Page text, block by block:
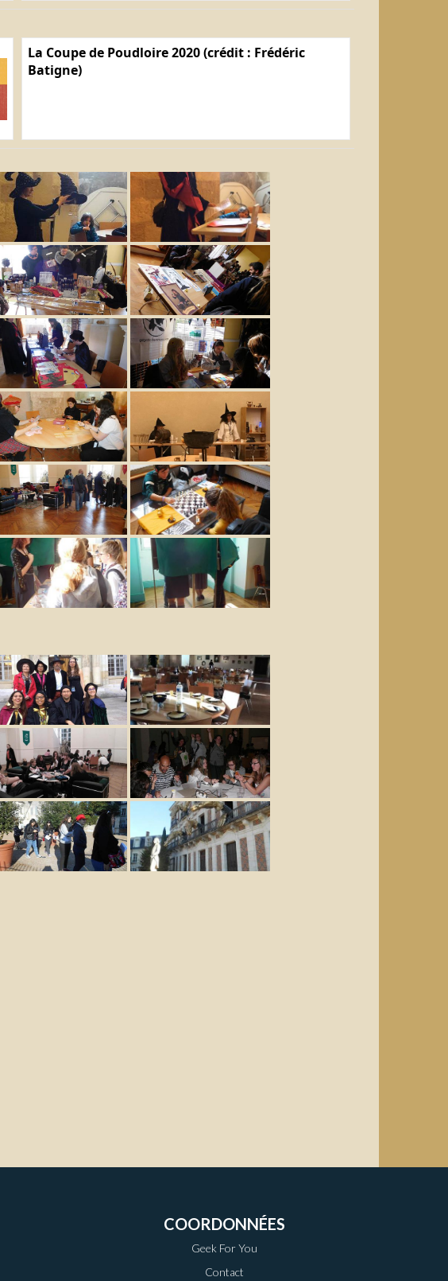
La Coupe de Poudloire 2020 (crédit : Frédéric
Batigne)
COORDONNÉES
Geek For You
Contact